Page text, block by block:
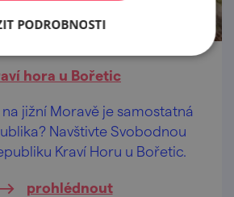
hora u Bořetic
na jižní Moravě je samostatná
Navštivte Svobodnou
Kraví Horu u Bořetic.
prohlédnout
PODROBNOSTI